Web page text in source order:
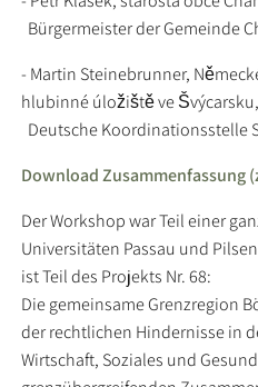
Bürgermeister der Gemeinde
- Martin Steinebrunner,
hlubinné úložiště ve Švýcarsku,
Deutsche Koordinationsstelle
Download Zusammenfassung
Der Workshop war Teil einer
Universitäten Passau und
ist Teil des Projekts Nr. 68:
Die gemeinsame Grenzregion
der rechtlichen Hindernisse in
Wirtschaft, Soziales und